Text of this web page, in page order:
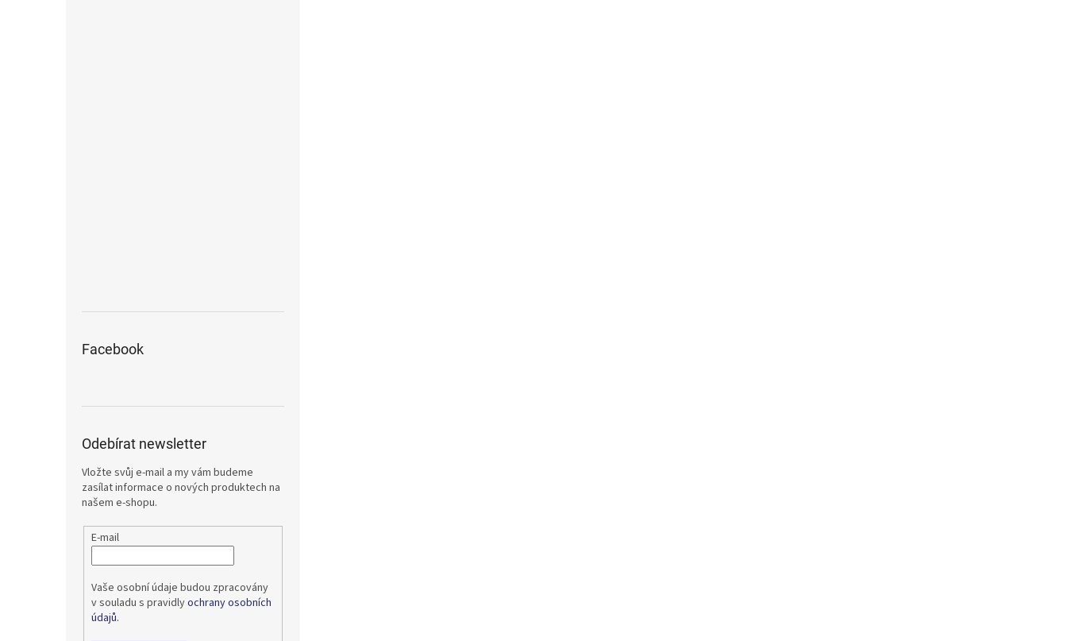
Facebook
Odebírat newsletter
Vložte svůj e-mail a my vám budeme
zasílat informace o nových produktech na
našem e-shopu.
E-mail
Vaše osobní údaje budou zpracovány
v souladu s pravidlyochrany osobních
údajů.